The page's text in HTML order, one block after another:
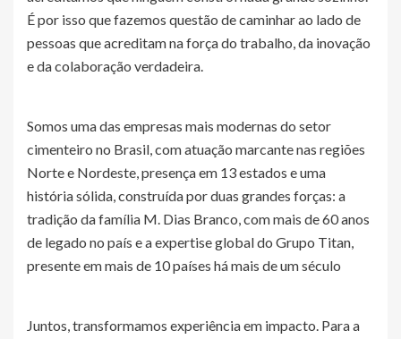
É por isso que fazemos questão de caminhar ao lado de
pessoas que acreditam na força do trabalho, da inovação
e da colaboração verdadeira.
Somos uma das empresas mais modernas do setor
cimenteiro no Brasil, com atuação marcante nas regiões
Norte e Nordeste, presença em 13 estados e uma
história sólida, construída por duas grandes forças: a
tradição da família M. Dias Branco, com mais de 60 anos
de legado no país e a expertise global do Grupo Titan,
presente em mais de 10 países há mais de um século
Juntos, transformamos experiência em impacto. Para a